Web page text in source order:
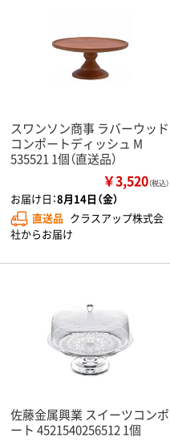
スワンソン商事 ラバーウッド
コンポートディッシュ M
535521 1個（直送品）
￥3,520（税込）
お届け日：8月14日（金）
直送品 クラスアップ株式会
社からお届け
佐藤金属興業 スイーツコンポ
ート 4521540256512 1個